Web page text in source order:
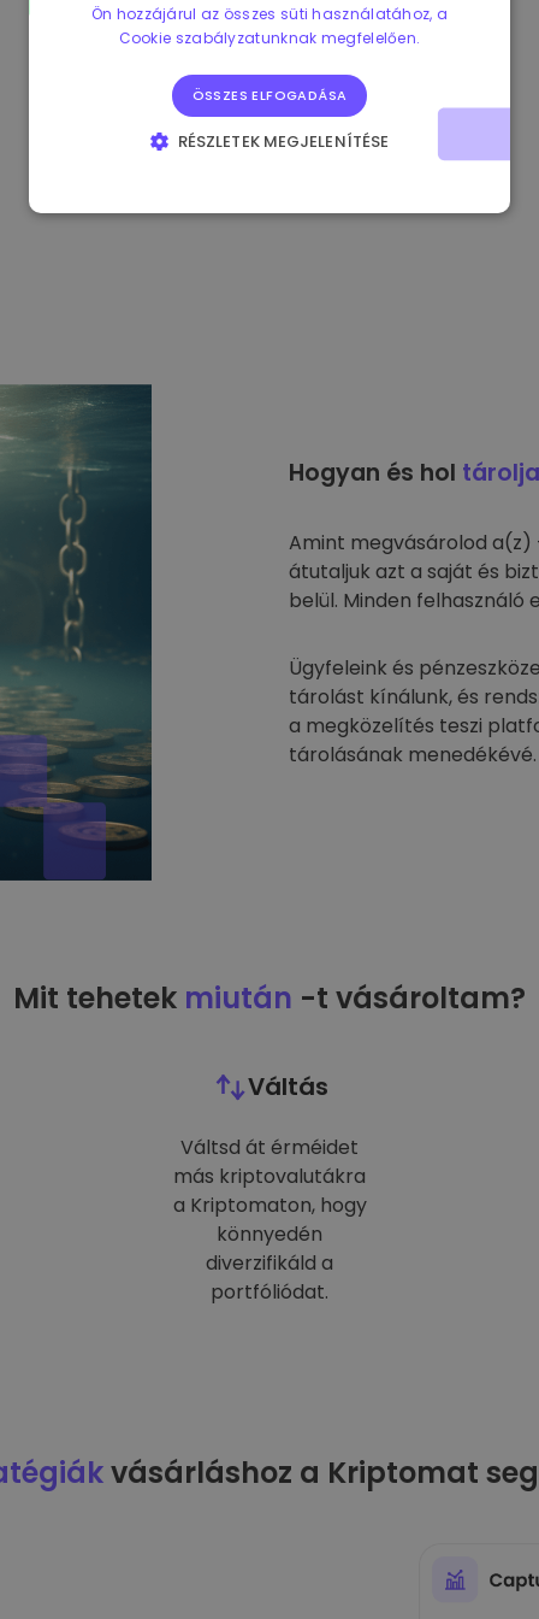
Hogyan és hol
Amint megvásárolod a(z)
átutaljuk azt a saját és
belül. Minden felhasználó
Ügyfeleink és
tárolást kínálunk, és
a megközelítés teszi
tárolásának menedékévé.
Mit tehetek miután -t vásároltam?
Váltás
Váltsd át érméidet
más kriptovalutákra
a Kriptomaton, hogy
könnyedén
diverzifikáld a
portfóliódat.
vásárláshoz a Kriptomat
Ön hozzájárul az összes süti használatához, a
Cookie szabályzatunknak megfelelően.
ÖSSZES ELFOGADÁSA
RÉSZLETEK MEGJELENÍTÉSE